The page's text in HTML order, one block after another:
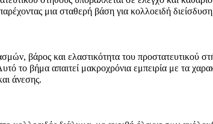
μια σταθερή βάση για κολλοειδή
βάρος και ελαστικότητα του προστατευτικού
το βήμα απαιτεί μακροχρόνια εμπειρία με τα
άνεσης.